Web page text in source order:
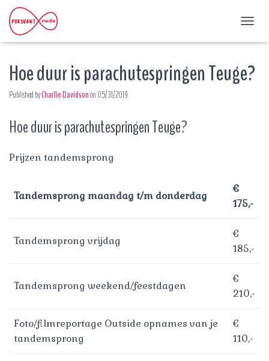
O
G
L
N
Hoe duur is parachutespringen Teuge?
Published byCharlie Davidsonon 05/31/2019
Hoe duur is parachutespringen Teuge?
Prijzen tandemsprong
Tandemsprong maandag t/m donderdag
€
175,-
Tandemsprong vrijdag
€
185,-
Tandemsprong weekend/feestdagen
€
210,-
Foto/filmreportage Outside opnames van je
tandemsprong
€
110,-